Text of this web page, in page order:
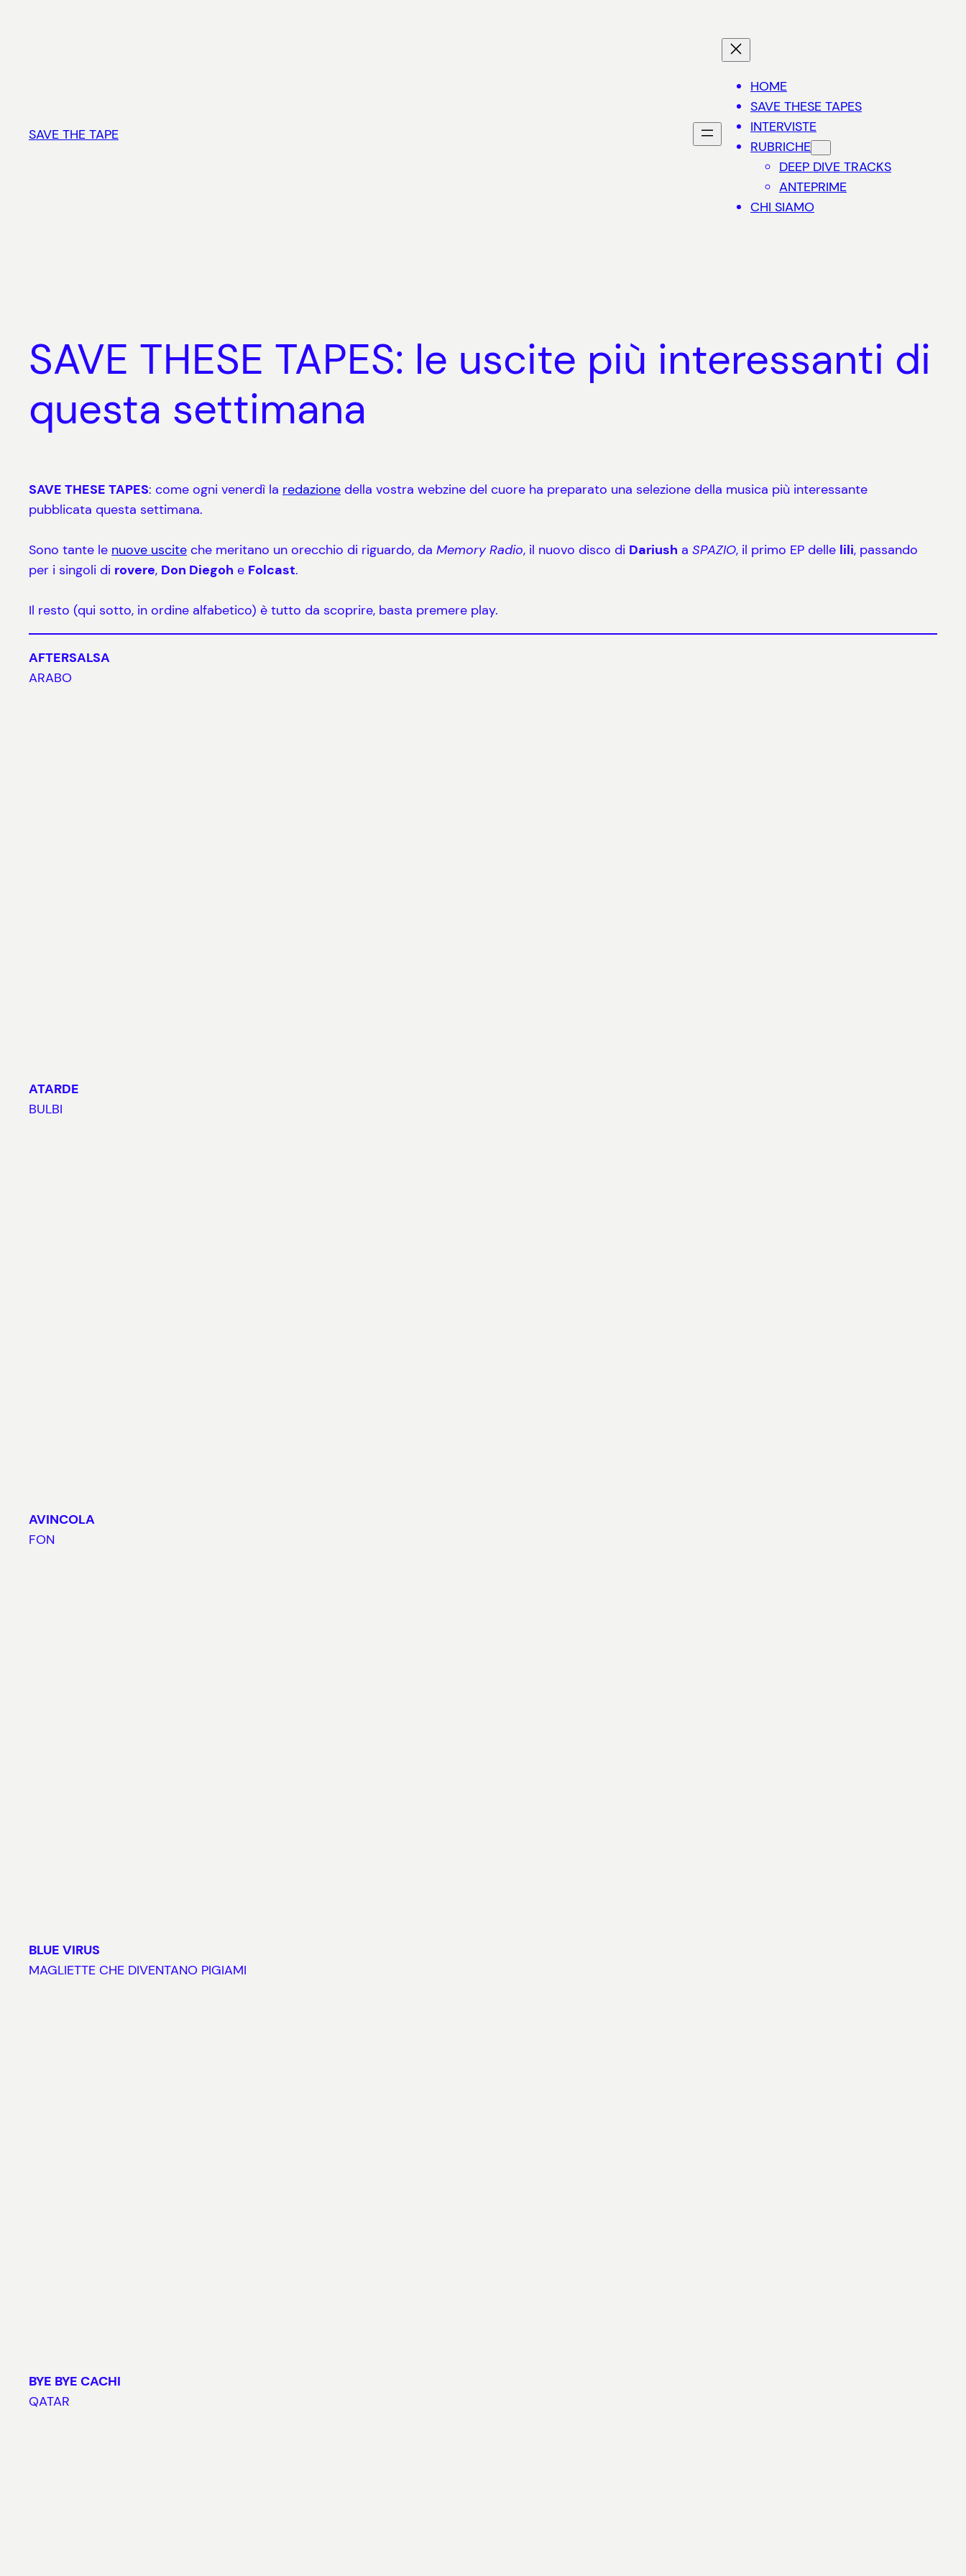
SAVE THE TAPE
HOME
SAVE THESE TAPES
INTERVISTE
RUBRICHE
DEEP DIVE TRACKS
ANTEPRIME
CHI SIAMO
SAVE THESE TAPES: le uscite più interessanti di
questa settimana
SAVE THESE TAPES: come ogni venerdì la redazione della vostra webzine del cuore ha preparato una selezione della musica più interessante
pubblicata questa settimana.
Sono tante le nuove uscite che meritano un orecchio di riguardo, da Memory Radio, il nuovo disco di Dariush a SPAZIO, il primo EP delle lili, passando
per i singoli di rovere, Don Diegoh e Folcast.
Il resto (qui sotto, in ordine alfabetico) è tutto da scoprire, basta premere play.
AFTERSALSA
ARABO
ATARDE
BULBI
AVINCOLA
FON
BLUE VIRUS
MAGLIETTE CHE DIVENTANO PIGIAMI
BYE BYE CACHI
QATAR